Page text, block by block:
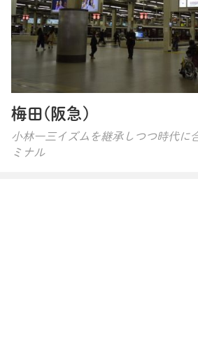
梅田(阪急)
小林一三イズムを継承しつつ時代に
ミナル